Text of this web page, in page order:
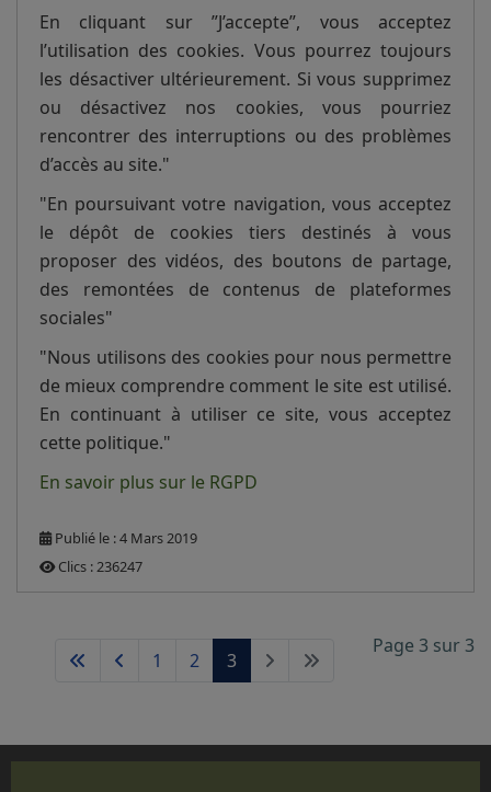
En cliquant sur ”J’accepte”, vous acceptez
l’utilisation des cookies. Vous pourrez toujours
les désactiver ultérieurement. Si vous supprimez
ou désactivez nos cookies, vous pourriez
rencontrer des interruptions ou des problèmes
d’accès au site."
"En poursuivant votre navigation, vous acceptez
le dépôt de cookies tiers destinés à vous
proposer des vidéos, des boutons de partage,
des remontées de contenus de plateformes
sociales"
"Nous utilisons des cookies pour nous permettre
de mieux comprendre comment le site est utilisé.
En continuant à utiliser ce site, vous acceptez
cette politique."
En savoir plus sur le RGPD
Publié le : 4 Mars 2019
Clics : 236247
Page 3 sur 3
1 2 3